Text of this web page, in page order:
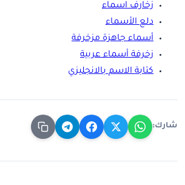
زخارف اسماء
دلع الأسماء
أسماء جاهزة مزخرفة
زخرفة أسماء عربية
كتابة الاسم بالانجليزي
شارك: